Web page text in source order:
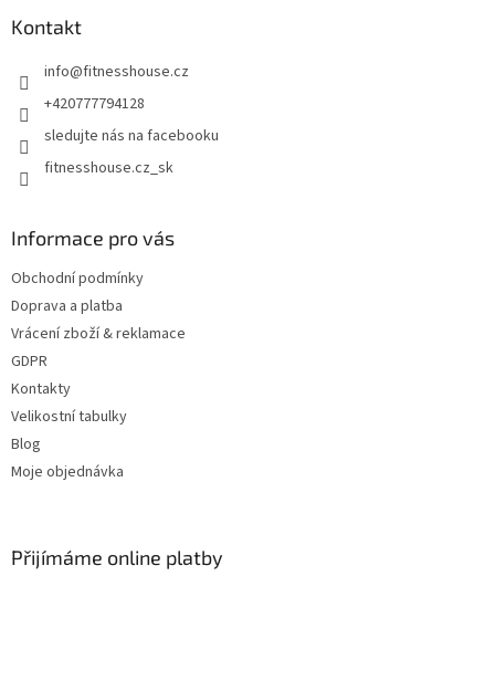
Kontakt
info@fitnesshouse.cz
+420777794128
sledujte nás na facebooku
fitnesshouse.cz_sk
Informace pro vás
Obchodní podmínky
Doprava a platba
Vrácení zboží & reklamace
GDPR
Kontakty
Velikostní tabulky
Blog
Moje objednávka
Přijímáme online platby